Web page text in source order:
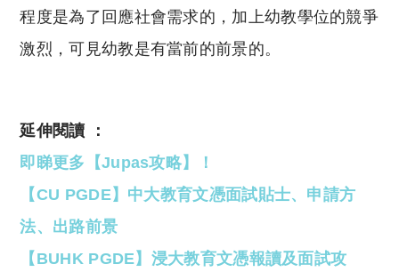
程度是為了回應社會需求的，加上幼教學位的競爭
激烈，可見幼教是有當前的前景的。
延伸閱讀 ：
即睇更多【Jupas攻略】！
【CU PGDE】中大教育文憑面試貼士、申請方
法、出路前景
【BUHK PGDE】浸大教育文憑報讀及面試攻